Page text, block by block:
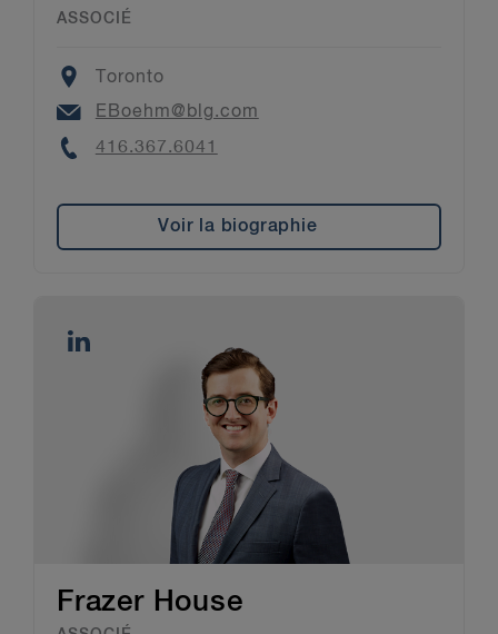
ASSOCIÉ
Location
Toronto
Email
EBoehm@blg.com
Phone
416.367.6041
Voir la biographie
Frazer House